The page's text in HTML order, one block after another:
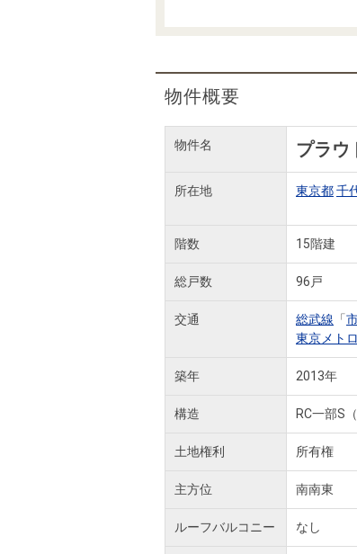
物件概要
物件名 プラウ
所在地 東京都千
階数 15階建
総戸数 96戸
交通 総武線 「
東京メト
築年 2013年
構造 RC一部S
土地権利 所有権
主方位 南南東
ルーフバルコニー なし